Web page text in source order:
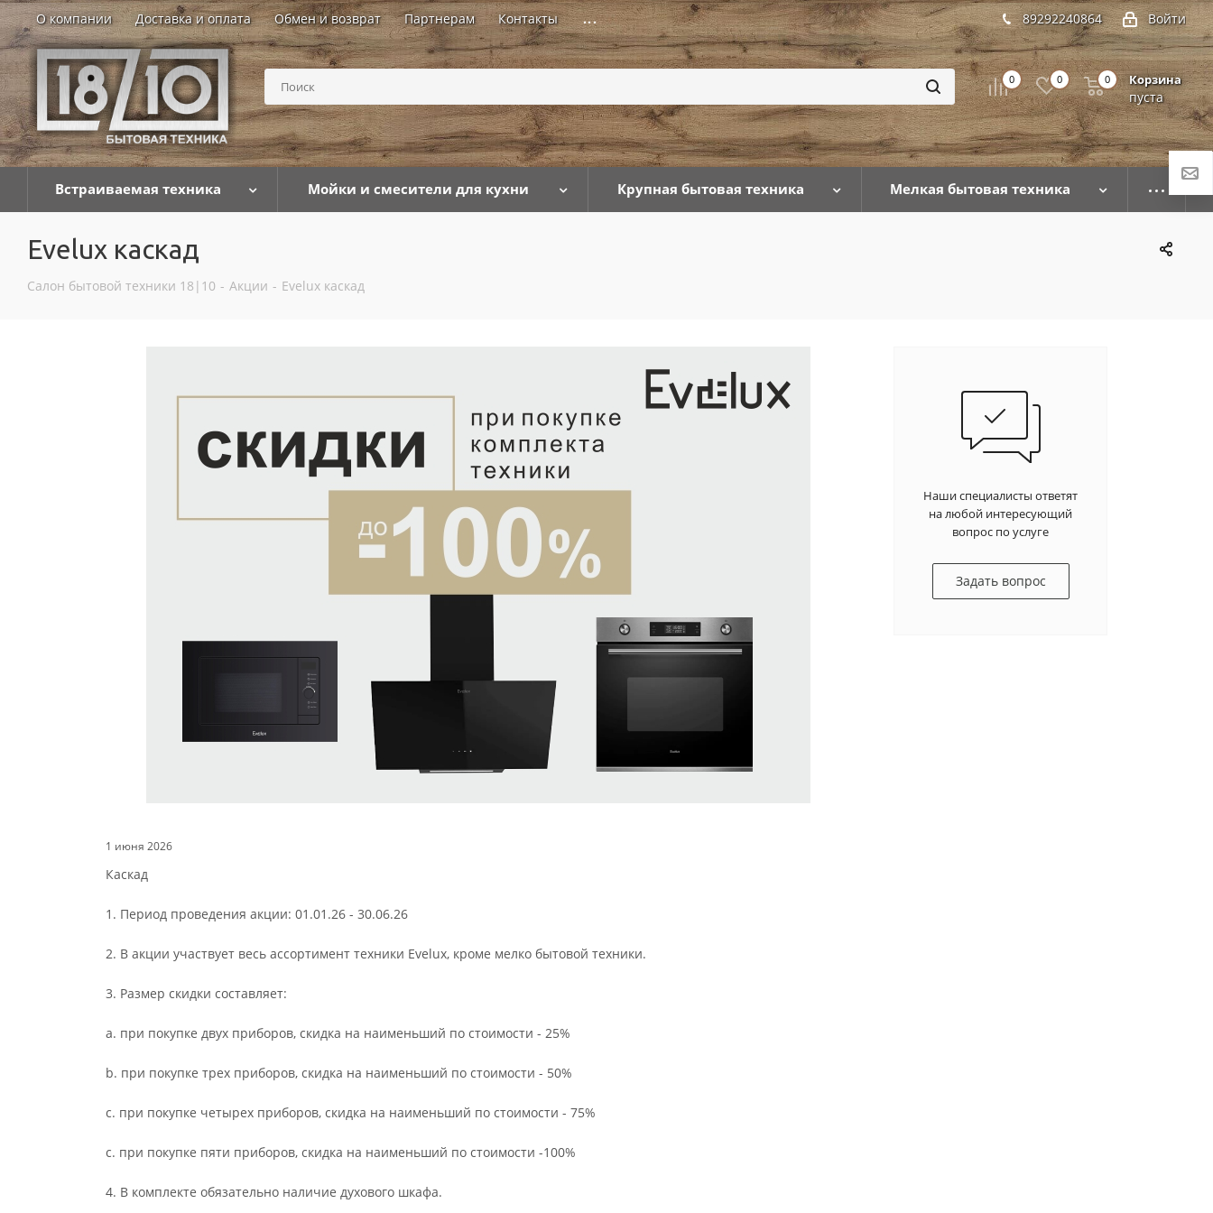
О компании Доставка и оплата Обмен и возврат Партнерам Контакты ... Войти
89292240864
0 0 Корзина
пуста
0
Встраиваемая техника Мойки и смесители для кухни Крупная бытовая техника Мелкая бытовая техника
Evelux каскад
Салон бытовой техники 18|10 - Акции - Evelux каскад
1 июня 2026
Каскад
1. Период проведения акции: 01.01.26 - 30.06.26
2. В акции участвует весь ассортимент техники Evelux, кроме мелко бытовой техники.
3. Размер скидки составляет:
a. при покупке двух приборов, скидка на наименьший по стоимости - 25%
b. при покупке трех приборов, скидка на наименьший по стоимости - 50%
c. при покупке четырех приборов, скидка на наименьший по стоимости - 75%
c. при покупке пяти приборов, скидка на наименьший по стоимости -100%
4. В комплекте обязательно наличие духового шкафа.
Наши специалисты ответят
на любой интересующий
вопрос по услуге
Задать вопрос